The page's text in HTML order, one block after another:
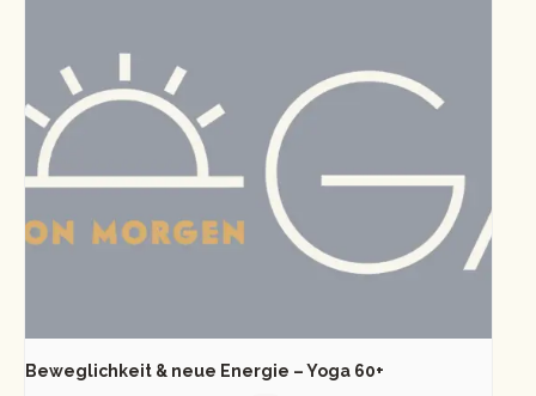
Beweglichkeit & neue Energie – Yoga 60+